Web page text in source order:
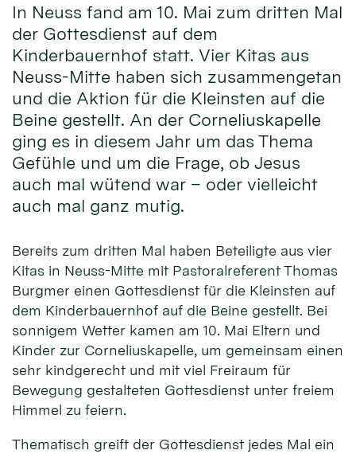
In Neuss fand am 10. Mai zum dritten Mal
der Gottesdienst auf dem
Kinderbauernhof statt. Vier Kitas aus
Neuss-Mitte haben sich zusammengetan
und die Aktion für die Kleinsten auf die
Beine gestellt. An der Corneliuskapelle
ging es in diesem Jahr um das Thema
Gefühle und um die Frage, ob Jesus
auch mal wütend war – oder vielleicht
auch mal ganz mutig.
Bereits zum dritten Mal haben Beteiligte aus vier
Kitas in Neuss-Mitte mit Pastoralreferent Thomas
Burgmer einen Gottesdienst für die Kleinsten auf
dem Kinderbauernhof auf die Beine gestellt. Bei
sonnigem Wetter kamen am 10. Mai Eltern und
Kinder zur Corneliuskapelle, um gemeinsam einen
sehr kindgerecht und mit viel Freiraum für
Bewegung gestalteten Gottesdienst unter freiem
Himmel zu feiern.
Thematisch greift der Gottesdienst jedes Mal ein